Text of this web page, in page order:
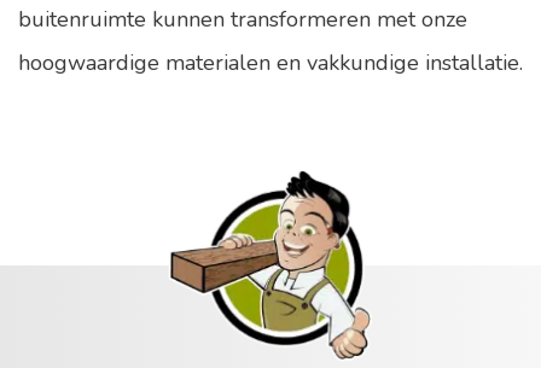
buitenruimte kunnen transformeren met onze
hoogwaardige materialen en vakkundige installatie.